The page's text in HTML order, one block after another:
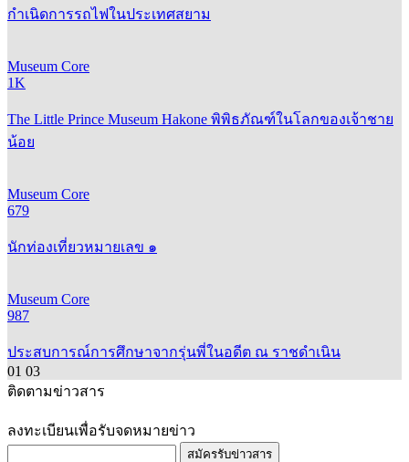
กำเนิดการรถไฟในประเทศสยาม
Museum Core
1K
The Little Prince Museum Hakone พิพิธภัณฑ์ในโลกของเจ้าชาย
น้อย
Museum Core
679
นักท่องเที่ยวหมายเลข ๑
Museum Core
987
ประสบการณ์การศึกษาจากรุ่นพี่ในอดีต ณ ราชดำเนิน
01 03
ติดตามข่าวสาร
ลงทะเบียนเพื่อรับจดหมายข่าว
สมัครรับข่าวสาร